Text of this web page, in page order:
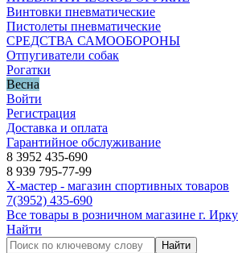
Винтовки пневматические
Пистолеты пневматические
СРЕДСТВА САМООБОРОНЫ
Отпугиватели собак
Рогатки
Весна
Войти
Регистрация
Доставка и оплата
Гарантийное обслуживание
8 3952 435-690
8 939 795-77-99
Х-мастер - магазин спортивных товаров
7(3952) 435-690
Все товары в розничном магазине г.
Найти
Найти